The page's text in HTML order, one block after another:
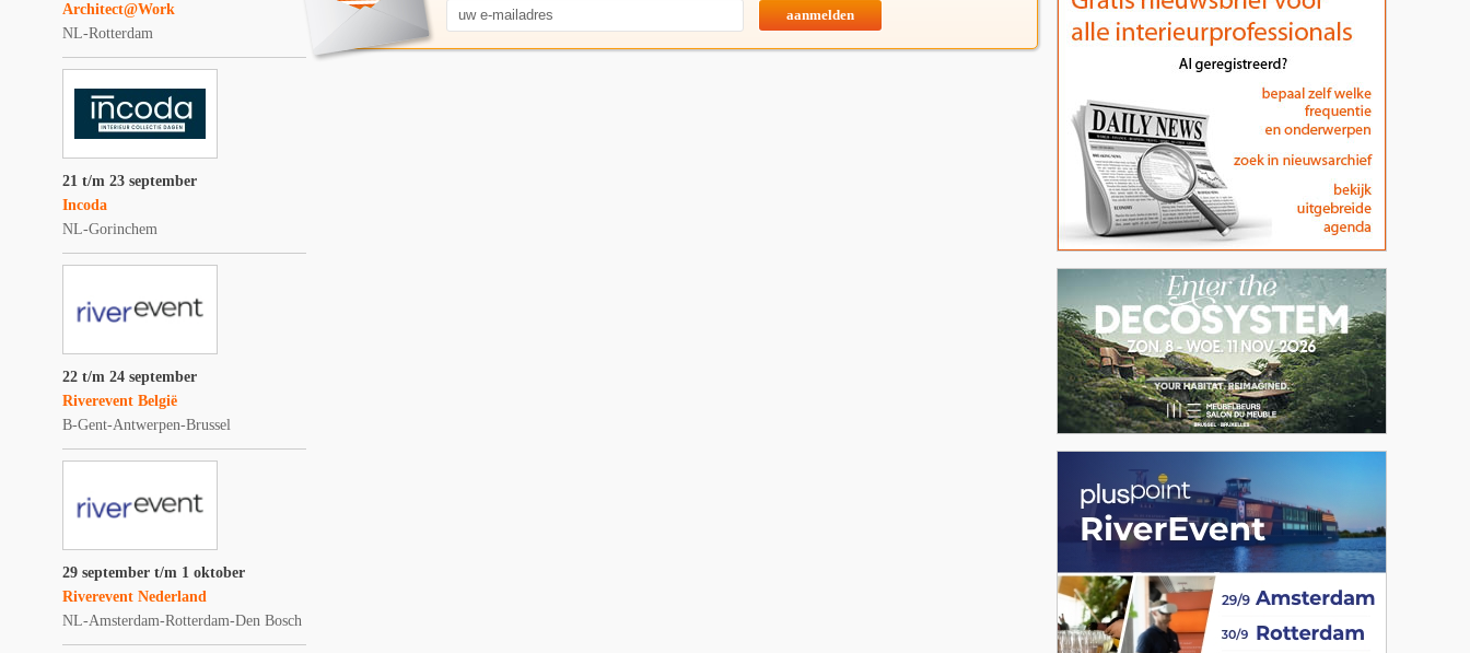
Architect@Work
NL-Rotterdam
21 t/m 23 september
Incoda
NL-Gorinchem
22 t/m 24 september
Riverevent België
B-Gent-Antwerpen-Brussel
29 september t/m 1 oktober
Riverevent Nederland
NL-Amsterdam-Rotterdam-Den Bosch
aanmelden